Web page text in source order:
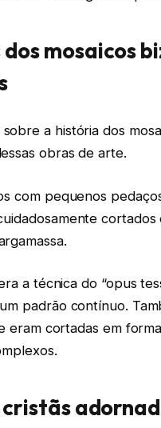
mosaicos
a história dos
obras de arte.
com pequenos
a técnica do “opus
padrão contínuo.
eram cortadas em